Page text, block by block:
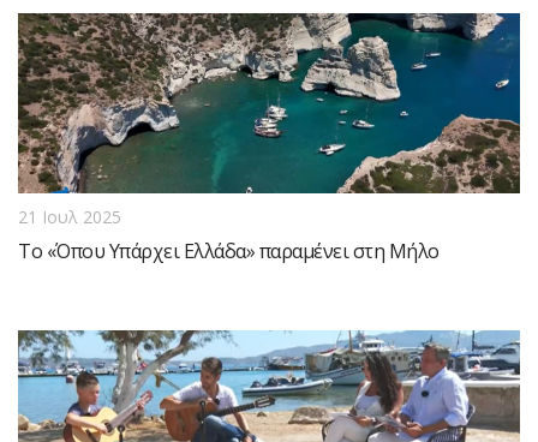
21 Ιουλ 2025
Το «Όπου Υπάρχει Ελλάδα» παραμένει στη Μήλο